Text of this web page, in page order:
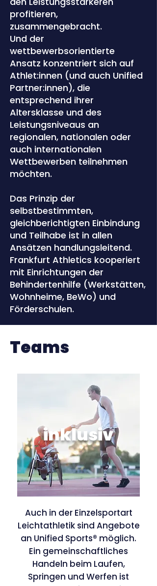
profitieren,
zusammengebracht.
Und der
wettbewerbsorientierte
Ansatz konzentriert sich auf
Athlet:innen (und auch Unified
Partner:innen), die
entsprechend ihrer
Altersklasse und des
Leistungsniveaus an
regionalen, nationalen oder
auch internationalen
Wettbewerben teilnehmen
möchten.
Das Prinzip der
selbstbestimmten,
gleichberichtigten Einbindung
und Teilhabe ist in allen
Ansätzen handlungsleitend.
Frankfurt Athletics kooperiert
mit Einrichtungen der
Behindertenhilfe (Werkstätten,
Wohnheime, BeWo) und
Förderschulen.
Teams
inklusiv
Auch in der Einzelsportart
Leichtathletik sind Angebote
an Unified Sports® möglich.
Ein gemeinschaftliches
Handeln beim Laufen,
Springen und Werfen ist